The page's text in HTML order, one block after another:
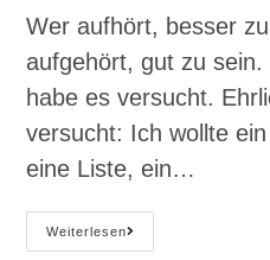
Wer aufhört, besser
aufgehört, gut zu sein.
habe es versucht.
versucht: Ich wollte
eine Liste, ein…
Weiterlesen#125
Artistischer